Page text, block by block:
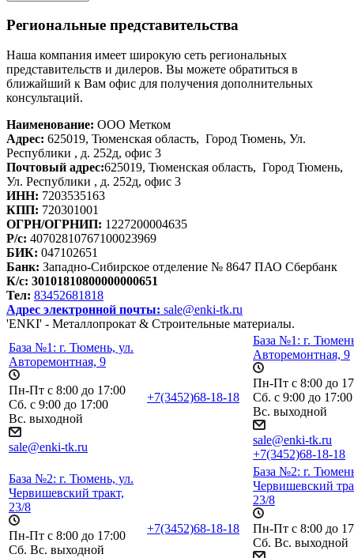
Региональные представительства
Наша компания имеет широкую сеть региональных
представительств и дилеров. Вы можете обратиться в
ближайший к Вам офис для получения дополнительных
консультаций.
Наименование: ООО Метком
Адрес: 625019, Тюменская область, Город Тюмень, Ул.
Республики , д. 252д, офис 3
Почтовый адрес:625019, Тюменская область, Город Тюмень,
Ул. Республики , д. 252д, офис 3
ИНН: 7203535163
КПП: 720301001
ОГРН/ОГРНИП: 1227200004635
Р/с: 40702810767100023969
БИК: 047102651
Банк: Западно-Сибирское отделение № 8647 ПАО Сбербанк
К/с: 30101810800000000651
Тел: 83452681818
Адрес электронной почты: sale@enki-tk.ru
'ENKI' - Металлопрокат & Строительные материалы.
База №1: г. Тюмень, ул.
Авторемонтная, 9
Пн-Пт с 8:00 до 17:00
Сб. с 9:00 до 17:00
Вс. выходной
sale@enki-tk.ru
+7(3452)68-18-18
База №1: г.
Авторемонтная, 9
Пн-Пт с 8:00 до
Сб. с 9:00 до 17:00
Вс. выходной
sale@enki-tk.ru
+7(3452)68-18-18
База №2: г. Тюмень, ул.
Червишевский тракт,
23/8
Пн-Пт с 8:00 до 17:00
Сб. Вс. выходной
+7(3452)68-18-18
База №2: г.
Червишевский
23/8
Пн-Пт с 8:00 до
Сб. Вс. выходной